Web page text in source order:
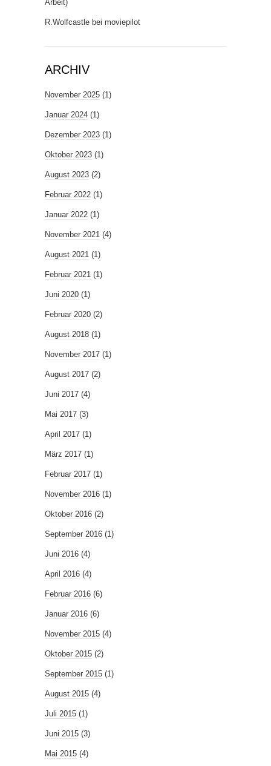
Arbeit)
R.Wolfcastle bei moviepilot
ARCHIV
November 2025 (1)
Januar 2024 (1)
Dezember 2023 (1)
Oktober 2023 (1)
August 2023 (2)
Februar 2022 (1)
Januar 2022 (1)
November 2021 (4)
August 2021 (1)
Februar 2021 (1)
Juni 2020 (1)
Februar 2020 (2)
August 2018 (1)
November 2017 (1)
August 2017 (2)
Juni 2017 (4)
Mai 2017 (3)
April 2017 (1)
März 2017 (1)
Februar 2017 (1)
November 2016 (1)
Oktober 2016 (2)
September 2016 (1)
Juni 2016 (4)
April 2016 (4)
Februar 2016 (6)
Januar 2016 (6)
November 2015 (4)
Oktober 2015 (2)
September 2015 (1)
August 2015 (4)
Juli 2015 (1)
Juni 2015 (3)
Mai 2015 (4)